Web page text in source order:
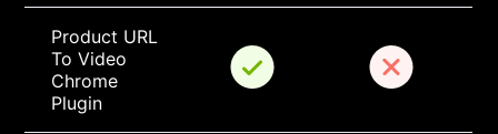
Product URL
To Video
Chrome
Plugin